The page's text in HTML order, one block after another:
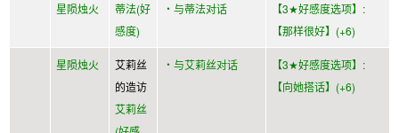
星陨烛火
蒂法(好
感度)
・与蒂法对话
【3★好感度选项】:
【那样很好】(+6)
星陨烛火
艾莉丝
的造访
艾莉丝
・与艾莉丝对话
【3★好感度选项】:
【向她搭话】(+6)